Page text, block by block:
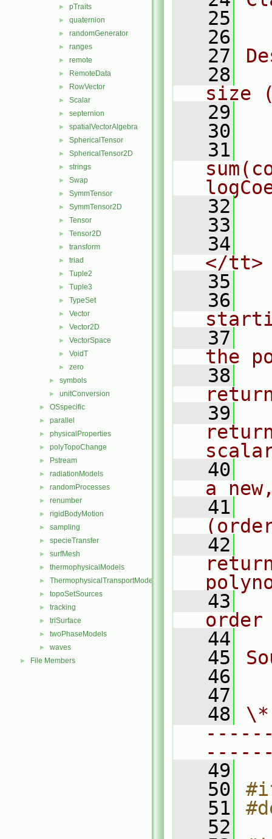
► pTraits
► quaternion
► randomGenerator
► ranges
► remote
► RemoteData
► RowVector
► Scalar
► septernion
► spatialVectorAlgebra
► SphericalTensor
► SphericalTensor2D
► strings
► Swap
► SymmTensor
► SymmTensor2D
► Tensor
► Tensor2D
► transform
► triad
► Tuple2
► Tuple3
► TypeSet
► Vector
► Vector2D
► VectorSpace
► VoidT
► zero
► symbols
► unitConversion
► OSspecific
► parallel
► physicalProperties
► polyTopoChange
► Pstream
► radiationModels
► randomProcesses
► renumber
► rigidBodyMotion
► sampling
► specieTransfer
► surfMesh
► thermophysicalModels
► ThermophysicalTransportModels
► topoSetSources
► tracking
► triSurface
► twoPhaseModels
► waves
► File Members
   25
   26
   27
   28
size
   29
   30
   31
   32
   33
   34
</tt>
   35
   36
   37
the
   38
   39
   40
a
   41
   42
   43
order
   44
   45
   46
   47
   48
   49
   50
   51
   52